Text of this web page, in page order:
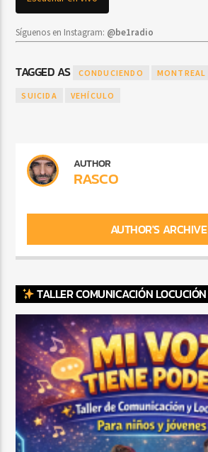
Síguenos en Instagram: @be1radio
TAGGED AS CONDUCIENDO MONTREAL
SUICIDA VEHÍCULO
AUTHOR
RASCO
AUTHOR'S ARCHIVE
TALLER COMUNICACIÓN LOCUCIÓN